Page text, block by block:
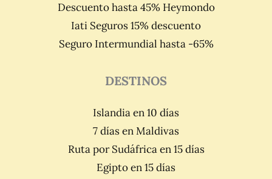
Descuento hasta 45% Heymondo
Iati Seguros 15% descuento
Seguro Intermundial hasta -65%
DESTINOS
Islandia en 10 días
7 días en Maldivas
Ruta por Sudáfrica en 15 días
Egipto en 15 días